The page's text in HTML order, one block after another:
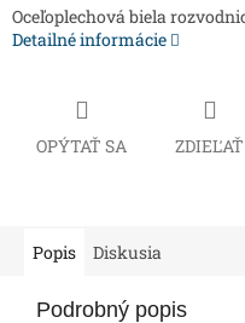
Oceľoplechová biela
Detailné informácie
OPÝTAŤ SA ZDIEĽAŤ
Popis Diskusia
Podrobný popis